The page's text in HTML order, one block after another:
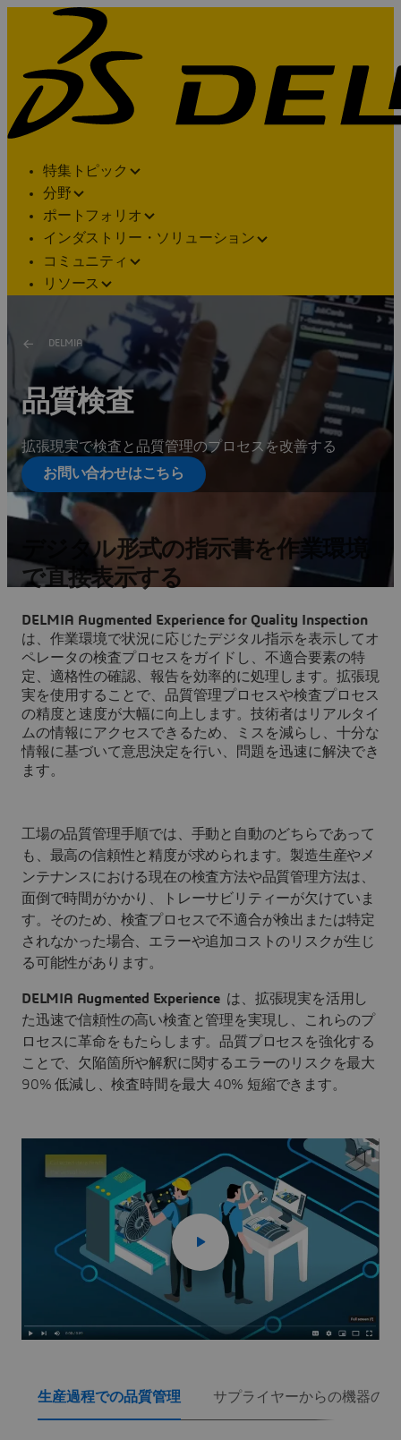
特集トピック
分野
ポートフォリオ
インダストリー・ソリューション
コミュニティ
リソース
DELMIA
品質検査
拡張現実で検査と品質管理のプロセスを改善する
お問い合わせはこちら
デジタル形式の指示書を作業環境
で直接表示する
DELMIA Augmented Experience for Quality Inspection
は、作業環境で状況に応じたデジタル指示を表示してオ
ペレータの検査プロセスをガイドし、不適合要素の特
定、適格性の確認、報告を効率的に処理します。拡張現
実を使用することで、品質管理プロセスや検査プロセス
の精度と速度が大幅に向上します。技術者はリアルタイ
ムの情報にアクセスできるため、ミスを減らし、十分な
情報に基づいて意思決定を行い、問題を迅速に解決でき
ます。
工場の品質管理手順では、手動と自動のどちらであって
も、最高の信頼性と精度が求められます。製造生産やメ
ンテナンスにおける現在の検査方法や品質管理方法は、
面倒で時間がかかり、トレーサビリティーが欠けていま
す。そのため、検査プロセスで不適合が検出または特定
されなかった場合、エラーや追加コストのリスクが生じ
る可能性があります。
DELMIA Augmented Experienceは、拡張現実を活用し
た迅速で信頼性の高い検査と管理を実現し、これらのプ
ロセスに革命をもたらします。品質プロセスを強化する
ことで、欠陥箇所や解釈に関するエラーのリスクを最大
90% 低減し、検査時間を最大 40% 短縮できます。
生産過程での品質管理 サプライヤーからの機器の